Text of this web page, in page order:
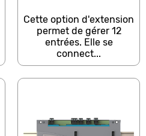
Cette option d'extension
permet de gérer 12
entrées. Elle se
connect...